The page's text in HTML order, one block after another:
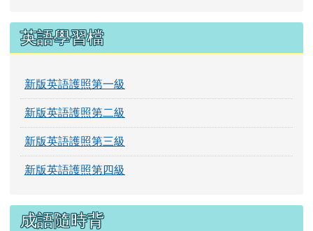
英語學習檔
新版英語護照第一級
新版英語護照第二級
新版英語護照第三級
新版英語護照第四級
成語隨時背